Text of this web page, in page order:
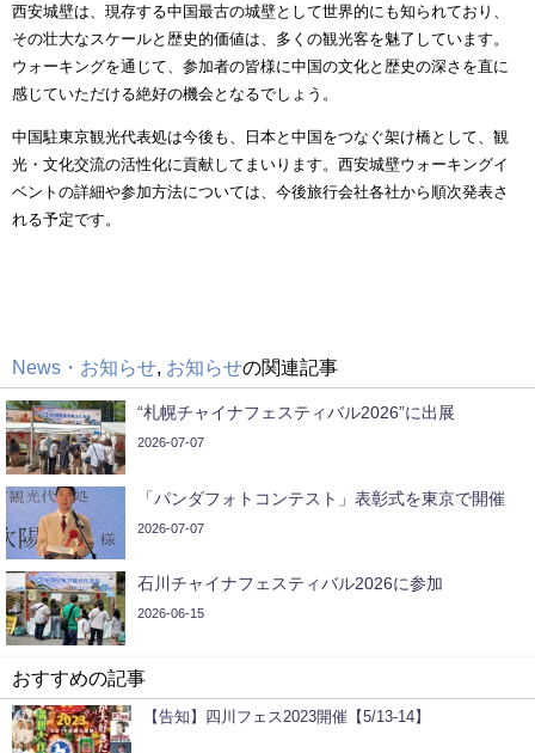
西安城壁は、現存する中国最古の城壁として世界的にも知られており、
その壮大なスケールと歴史的価値は、多くの観光客を魅了しています。
ウォーキングを通じて、参加者の皆様に中国の文化と歴史の深さを直に
感じていただける絶好の機会となるでしょう。
中国駐東京観光代表処は今後も、日本と中国をつなぐ架け橋として、観
光・文化交流の活性化に貢献してまいります。西安城壁ウォーキングイ
ベントの詳細や参加方法については、今後旅行会社各社から順次発表さ
れる予定です。
News・お知らせ お知らせの関連記事
“札幌チャイナフェスティバル2026”に出展
2026-07-07
「パンダフォトコンテスト」表彰式を東京で開催
2026-07-07
石川チャイナフェスティバル2026に参加
2026-06-15
おすすめの記事
【告知】四川フェス2023開催【5/13-14】